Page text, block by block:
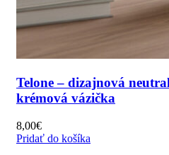
Telone – dizajnová
krémová vázička
8,00€
Pridať do košíka